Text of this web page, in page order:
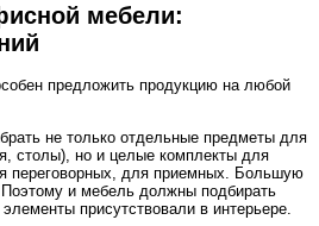
мебели:
предложить продукцию на любой
не только отдельные предметы для
столы), но и целые комплекты для
переговорных, для приемных. Большую
и мебель должны подбирать
присутствовали в интерьере.